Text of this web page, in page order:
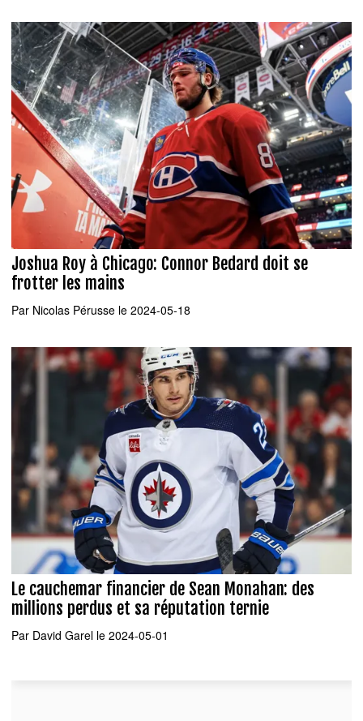
Joshua Roy à Chicago: Connor Bedard doit se
frotter les mains
Par Nicolas Pérusse le 2024-05-18
Le cauchemar financier de Sean Monahan: des
millions perdus et sa réputation ternie
Par David Garel le 2024-05-01